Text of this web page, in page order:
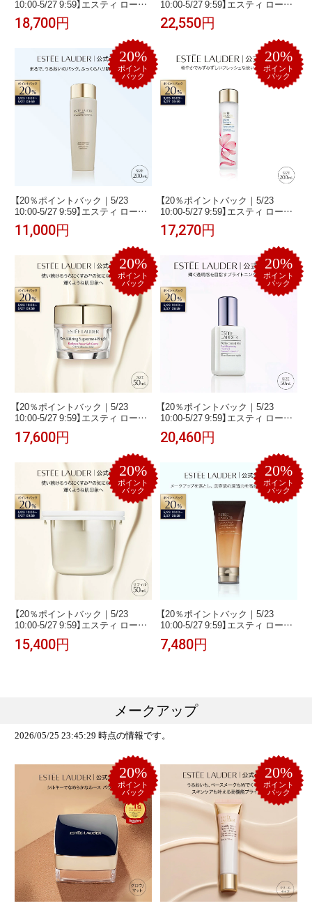
10:00-5/27 9:59】エスティ ローダ
ー アドバンス ナイト リペア オー
バーナイト トリートメント
ESTEE LAUDER | マスク 乾燥 ハ
リ 夜間美容 スペシャルケア
18,700円
10:00-5/27 9:59】エスティ ローダ
ー シュープリーム プラス ナイト
バウンス クリーム (75mL) ESTEE
LAUDER | 夜用 保湿クリーム 顔
22,550円
20%
ポイント
バック
【20％ポイントバック｜5/23
10:00-5/27 9:59】エスティ ローダ
ー シュープリーム プラス トリー
トメント ローション ESTEE
LAUDER | 化粧水 スキンケア 乾燥
肌 乾燥 保湿 うるおい
11,000円
20%
ポイント
バック
【20％ポイントバック｜5/23
10:00-5/27 9:59】エスティ ローダ
ー マイクロ エッセンス ローショ
ン フレッシュ SF 200mL ESTEE
LAUDER | 化粧水 肌荒れ スキンケ
ア 肌荒れケア 乾燥肌 乾燥
17,270円
20%
ポイント
バック
【20％ポイントバック｜5/23
10:00-5/27 9:59】エスティ ローダ
ー シュープリーム プラス ブライ
ト RP クリーム ESTEE LAUDER |
保湿クリーム 顔 フェイスクリー
ム ブライトニング
17,600円
20%
ポイント
バック
【20％ポイントバック｜5/23
10:00-5/27 9:59】エスティ ローダ
ー パーフェクショニスト プロ ブ
ライト セラム N 50mL ESTEE
LAUDER | 美容液 乾燥 保湿 ブラ
イトニング 保湿美容液 スキンケ
ア 乾燥肌 うるおい
20,460円
20%
ポイント
バック
【20％ポイントバック｜5/23
10:00-5/27 9:59】エスティ ローダ
ー シュープリーム プラス ブライ
ト RP クリーム ＜リフィル＞
15,400円
20%
ポイント
バック
【20％ポイントバック｜5/23
10:00-5/27 9:59】エスティ ローダ
ー アドバンス ナイト クレンジン
グ ジュレ ESTEE LAUDER | メイ
7,480円
メークアップ
20%
ポイント
バック
20%
ポイント
バック
2026/05/25 23:45:29 時点の情報です。